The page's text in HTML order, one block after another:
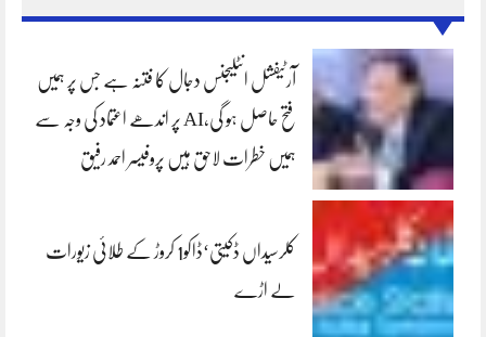
آرٹیفشل انٹلیجنس دجال کا فتنہ ہے جس پر ہمیں
فتح حاصل ہو گی،AI پر اندھے اعتماد کی وجہ سے
ہمیں خطرات لاحق ہیں پروفیسر احمد رفیق
کلرسیداں ڈکیتی‘ڈاکو1 کروڑ کے طلائی زیورات
لے اڑے